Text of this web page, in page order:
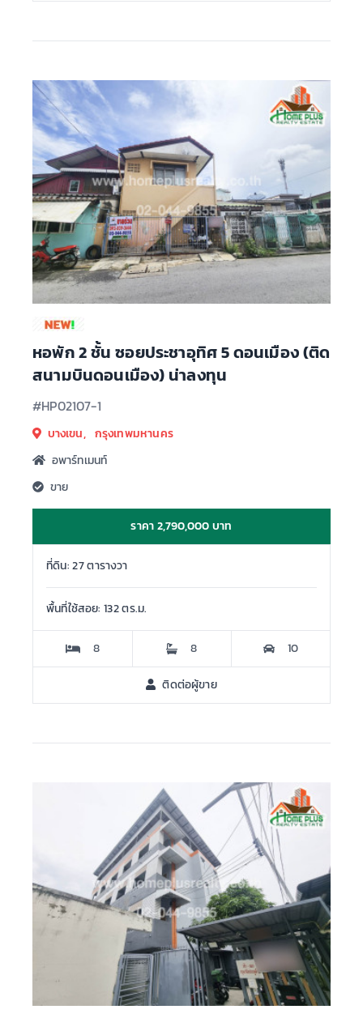
หอพัก 2 ชั้น ซอยประชาอุทิศ 5 ดอนเมือง (ติด
สนามบินดอนเมือง) น่าลงทุน
#HP02107-1
บางเขน, กรุงเทพมหานคร
อพาร์ทเมนท์
ขาย
ราคา 2,790,000 บาท
ที่ดิน: 27 ตารางวา
พื้นที่ใช้สอย: 132 ตร.ม.
8 8 10
ติดต่อผู้ขาย